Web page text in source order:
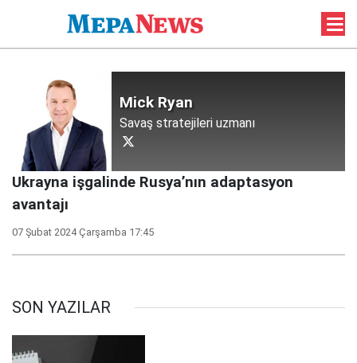
Mick Ryan
Savaş stratejileri uzmanı
Ukrayna işgalinde Rusya’nın adaptasyon
avantajı
07 Şubat 2024 Çarşamba 17:45
SON YAZILAR